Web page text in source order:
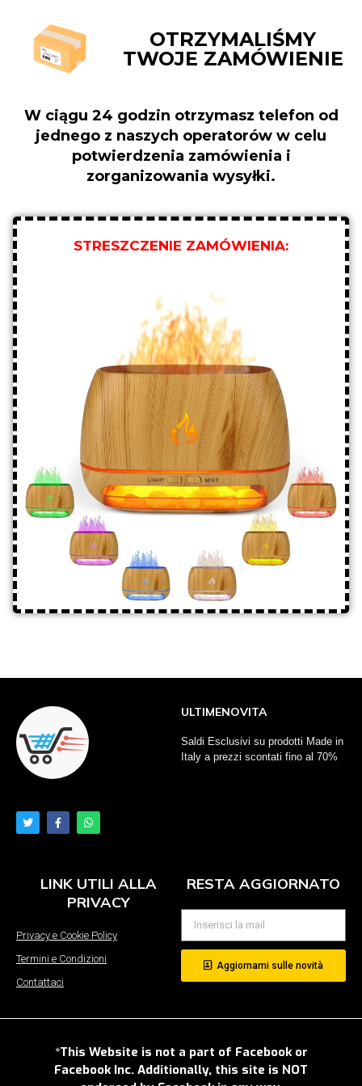
OTRZYMALIŚMY
TWOJE ZAMÓWIENIE
W ciągu 24 godzin otrzymasz telefon od
jednego z naszych operatorów w celu
potwierdzenia zamówienia i
zorganizowania wysyłki.
STRESZCZENIE ZAMÓWIENIA:
ULTIMENOVITA
Saldi Esclusivi su prodotti Made in
Italy a prezzi scontati fino al 70%
LINK UTILI ALLA
PRIVACY
Privacy e Cookie Policy
Termini e Condizioni
Contattaci
RESTA AGGIORNATO
Aggiornami sulle novità
*This Website is not a part of Facebook or
Facebook Inc. Additionally, this site is NOT